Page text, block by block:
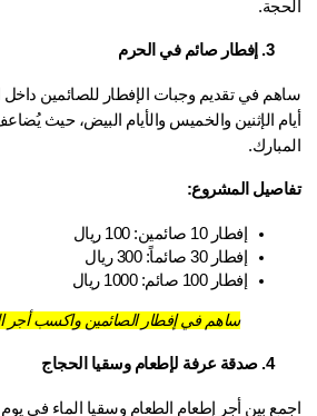
المشروع:
إفطار 10 صائمين: 100 ريال
إفطار 30 صائماً: 300 ريال
إفطار 100 صائم: 1000 ريال
ساهم في إفطار الصائمين واكسب أجر